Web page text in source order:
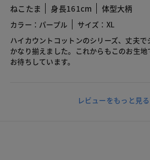
ねこたま 身長161cm 体型大柄
カラー：パープル
サイズ：XL
ハイカウントコットンのシリーズ、丈夫で
かなり揃えました。これからもこのお生
お待ちしています。
レビューをもっと見る